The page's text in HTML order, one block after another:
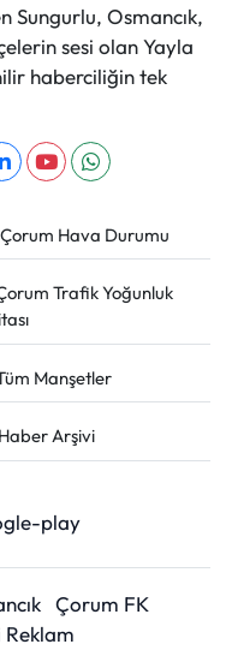
Sungurlu, Osmancık,
sesi olan Yayla
haberciliğin tek
Çorum Hava Durumu
Trafik Yoğunluk
Manşetler
Haber Arşivi
Çorum FK
Reklam